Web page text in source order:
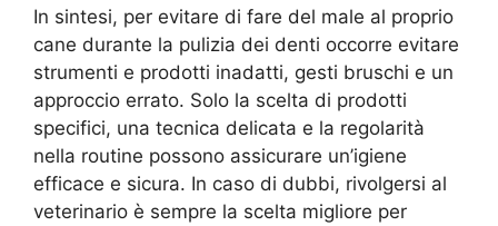
In sintesi, per evitare di fare del male al proprio
cane durante la pulizia dei denti occorre evitare
strumenti e prodotti inadatti, gesti bruschi e un
approccio errato. Solo la scelta di prodotti
specifici, una tecnica delicata e la regolarità
nella routine possono assicurare un’igiene
efficace e sicura. In caso di dubbi, rivolgersi al
veterinario è sempre la scelta migliore per